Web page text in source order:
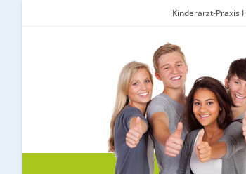
Kinderarzt-Praxis